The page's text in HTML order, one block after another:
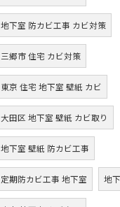
地下室 防カビ工事 カビ対策
三郷市 住宅 カビ対策
東京 住宅 地下室 壁紙 カビ
大田区 地下室 壁紙 カビ取り
地下室 壁紙 防カビ工事
定期防カビ工事 地下室 地